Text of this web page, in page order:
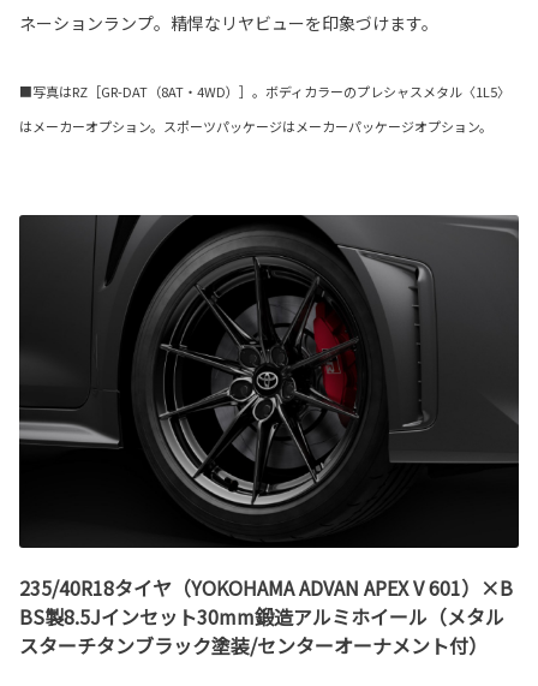
ネーションランプ。精悍なリヤビューを印象づけます。
■写真はRZ［GR-DAT（8AT・4WD）］。ボディカラーのプレシャスメタル〈1L5〉
はメーカーオプション。スポーツパッケージはメーカーパッケージオプション。
235/40R18タイヤ（YOKOHAMA ADVAN APEX V 601）×B
BS製8.5Jインセット30mm鍛造アルミホイール（メタル
スターチタンブラック塗装/センターオーナメント付）